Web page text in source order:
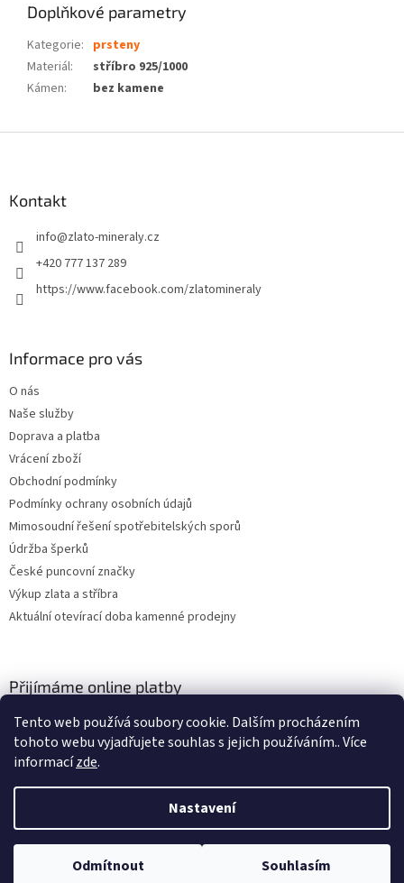
Tento web používá soubory cookie. Dalším procházením
tohoto webu vyjadřujete souhlas s jejich používáním.. Více
informacízde.
Nastavení
Odmítnout Souhlasím
Doplňkové parametry
Kategorie: prsteny
Materiál:
stříbro 925/1000
Kámen: bez kamene
Kontakt
info@zlato-mineraly.cz
+420 777 137 289
https://www.facebook.com/zlatomineraly
Informace pro vás
O nás
Naše služby
Doprava a platba
Vrácení zboží
Obchodní podmínky
Podmínky ochrany osobních údajů
Mimosoudní řešení spotřebitelských sporů
Údržba šperků
České puncovní značky
Výkup zlata a stříbra
Aktuální otevírací doba kamenné prodejny
Přijímáme online platby
Vytvořil Shoptet
Copyright 2026ZLATO-MINERÁLY . Všechna práva vyhrazena.